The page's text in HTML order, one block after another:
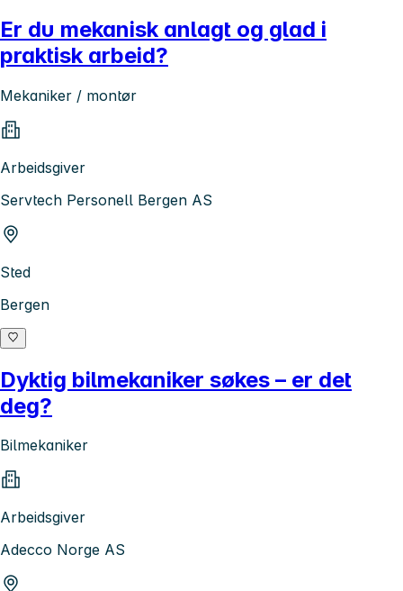
Er du mekanisk anlagt og glad i
praktisk arbeid?
Mekaniker / montør
Arbeidsgiver
Servtech Personell Bergen AS
Sted
Bergen
Dyktig bilmekaniker søkes – er det
deg?
Bilmekaniker
Arbeidsgiver
Adecco Norge AS